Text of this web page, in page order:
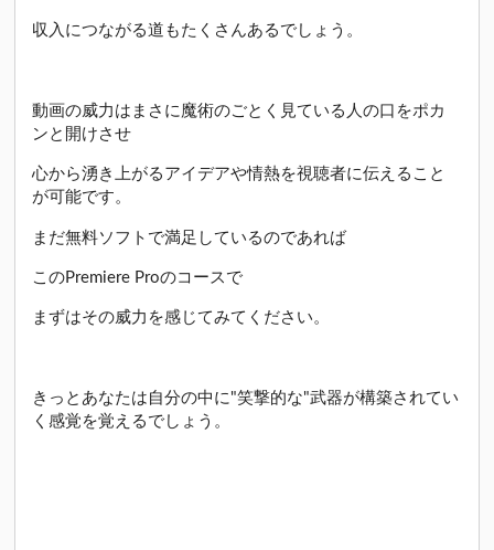
収入につながる道もたくさんあるでしょう。
動画の威力はまさに魔術のごとく見ている人の口をポカ
ンと開けさせ
心から湧き上がるアイデアや情熱を視聴者に伝えること
が可能です。
まだ無料ソフトで満足しているのであれば
このPremiere Proのコースで
まずはその威力を感じてみてください。
きっとあなたは自分の中に"笑撃的な"武器が構築されてい
く感覚を覚えるでしょう。